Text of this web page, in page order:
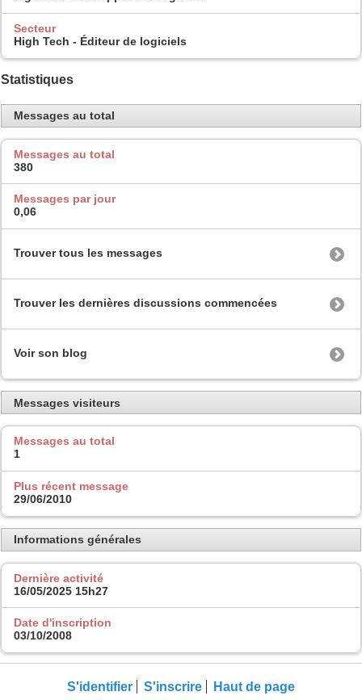
Secteur
High Tech - Éditeur de logiciels
Statistiques
Messages au total
Messages au total
380
Messages par jour
0,06
Trouver tous les messages
Trouver les dernières discussions commencées
Voir son blog
Messages visiteurs
Messages au total
1
Plus récent message
29/06/2010
Informations générales
Dernière activité
16/05/2025 15h27
Date d'inscription
03/10/2008
S'identifier S'inscrire Haut de page